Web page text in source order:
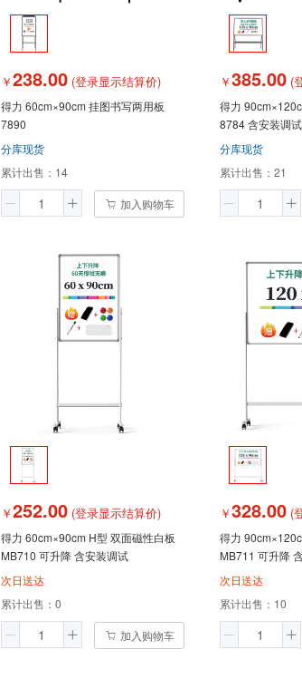
￥238.00 (登录显示结算价)
得力 60cm×90cm 挂图书写两用板
7890
分库现货
累计出售： 14
加入购物车
￥385.00 (
得力 90cm×120cm A型 单面磁性
8784 含安装调试
分库现货
累计出售： 21
￥252.00 (登录显示结算价)
得力 60cm×90cm H型 双面磁性白板
MB710 可升降 含安装调试
次日送达
累计出售： 0
加入购物车
￥328.00 (
得力
MB711 可升降
次日送达
累计出售： 10